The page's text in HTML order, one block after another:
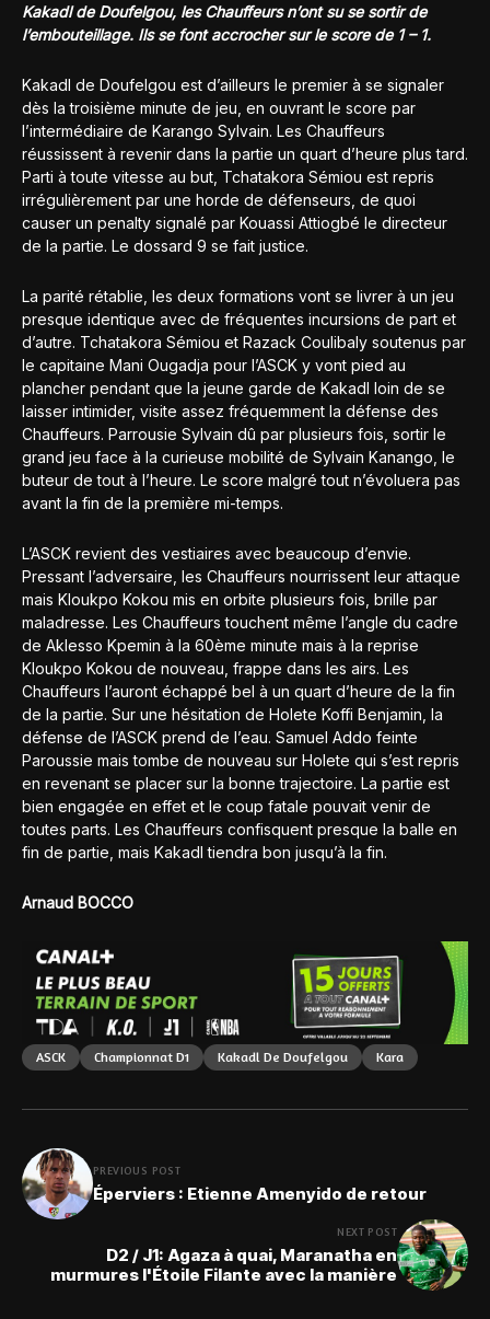
Kakadl de Doufelgou, les Chauffeurs n’ont su se sortir de
l’embouteillage. Ils se font accrocher sur le score de 1 – 1.
Kakadl de Doufelgou est d’ailleurs le premier à se signaler
dès la troisième minute de jeu, en ouvrant le score par
l’intermédiaire de Karango Sylvain. Les Chauffeurs
réussissent à revenir dans la partie un quart d’heure plus tard.
Parti à toute vitesse au but, Tchatakora Sémiou est repris
irrégulièrement par une horde de défenseurs, de quoi
causer un penalty signalé par Kouassi Attiogbé le directeur
de la partie. Le dossard 9 se fait justice.
La parité rétablie, les deux formations vont se livrer à un jeu
presque identique avec de fréquentes incursions de part et
d’autre. Tchatakora Sémiou et Razack Coulibaly soutenus par
le capitaine Mani Ougadja pour l’ASCK y vont pied au
plancher pendant que la jeune garde de Kakadl loin de se
laisser intimider, visite assez fréquemment la défense des
Chauffeurs. Parrousie Sylvain dû par plusieurs fois, sortir le
grand jeu face à la curieuse mobilité de Sylvain Kanango, le
buteur de tout à l’heure. Le score malgré tout n’évoluera pas
avant la fin de la première mi-temps.
L’ASCK revient des vestiaires avec beaucoup d’envie.
Pressant l’adversaire, les Chauffeurs nourrissent leur attaque
mais Kloukpo Kokou mis en orbite plusieurs fois, brille par
maladresse. Les Chauffeurs touchent même l’angle du cadre
de Aklesso Kpemin à la 60ème minute mais à la reprise
Kloukpo Kokou de nouveau, frappe dans les airs. Les
Chauffeurs l’auront échappé bel à un quart d’heure de la fin
de la partie. Sur une hésitation de Holete Koffi Benjamin, la
défense de l’ASCK prend de l’eau. Samuel Addo feinte
Paroussie mais tombe de nouveau sur Holete qui s’est repris
en revenant se placer sur la bonne trajectoire. La partie est
bien engagée en effet et le coup fatale pouvait venir de
toutes parts. Les Chauffeurs confisquent presque la balle en
fin de partie, mais Kakadl tiendra bon jusqu’à la fin.
Arnaud BOCCO
ASCK Championnat D1 Kakadl De Doufelgou Kara
PREVIOUS POST
Éperviers : Etienne Amenyido de retour
NEXT POST
D2 / J1: Agaza à quai, Maranatha en
murmures l'Étoile Filante avec la manière